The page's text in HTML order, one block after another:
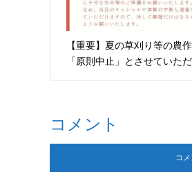
【重要】夏の草刈り等の農
「原則中止」とさせていた
コメント
コ